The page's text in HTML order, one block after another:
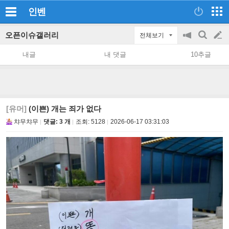
인벤
오픈이슈갤러리 전체보기
공
지
on/off
검
색
글
쓰
내글 내 댓글 10추글
[유머] (이쁜) 개는 죄가 없다
챠무챠무 댓글: 3 개 조회: 5128 2026-06-17 03:31:03